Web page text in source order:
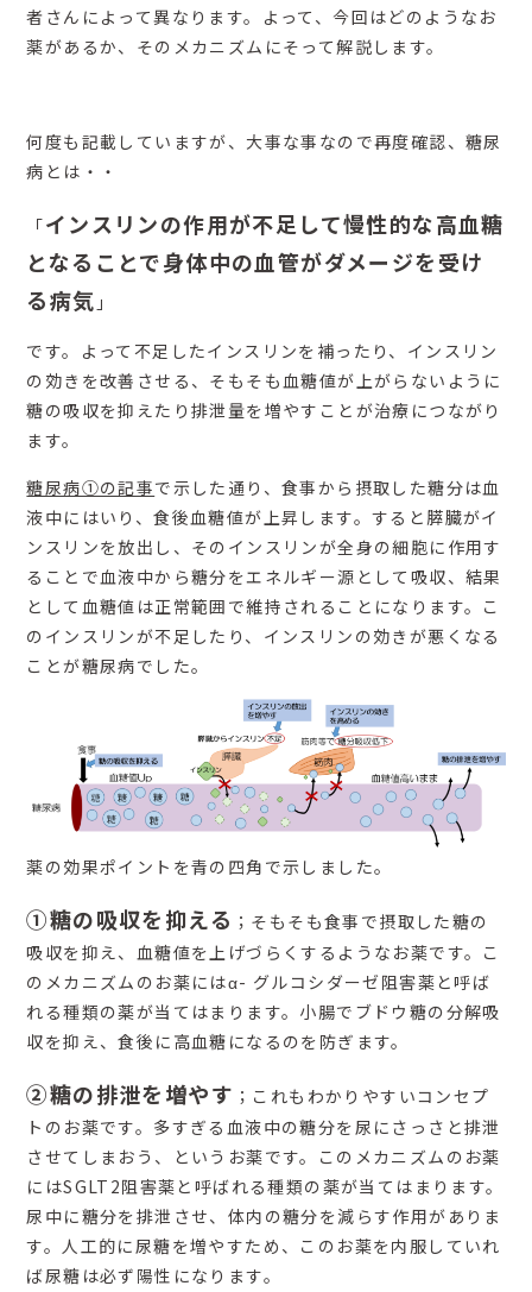
者さんによって異なります。よって、今回はどのようなお
薬があるか、そのメカニズムにそって解説します。
何度も記載していますが、大事な事なので再度確認、糖尿
病とは・・
「インスリンの作用が不足して慢性的な高血糖
となることで身体中の血管がダメージを受け
る病気 」
です。よって不足したインスリンを補ったり、インスリン
の効きを改善させる、そもそも血糖値が上がらないように
糖の吸収を抑えたり排泄量を増やすことが治療につながり
ます。
糖尿病①の記事で示した通り、食事から摂取した糖分は血
液中にはいり、食後血糖値が上昇します。すると膵臓がイ
ンスリンを放出し、そのインスリンが全身の細胞に作用す
ることで血液中から糖分をエネルギー源として吸収、結果
として血糖値は正常範囲で維持されることになります。こ
のインスリンが不足したり、インスリンの効きが悪くなる
ことが糖尿病でした。
薬の効果ポイントを青の四角で示しました。
①糖の吸収を抑える ；そもそも食事で摂取した糖の
吸収を抑え、血糖値を上げづらくするようなお薬です。こ
のメカニズムのお薬にはα- グルコシダーゼ阻害薬と呼ば
れる種類の薬が当てはまります。小腸でブドウ糖の分解吸
収を抑え、食後に高血糖になるのを防ぎます。
②糖の排泄を増やす ；これもわかりやすいコンセプ
トのお薬です。多すぎる血液中の糖分を尿にさっさと排泄
させてしまおう、というお薬です。このメカニズムのお薬
にはSGLT2阻害薬と呼ばれる種類の薬が当てはまります。
尿中に糖分を排泄させ、体内の糖分を減らす作用がありま
す。人工的に尿糖を増やすため、このお薬を内服していれ
ば尿糖は必ず陽性になります。